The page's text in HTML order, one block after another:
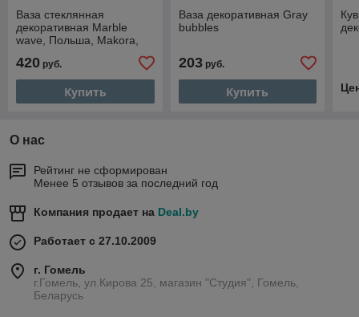
Ваза стеклянная
декоративная Marble
wave, Польша, Makora,
420 руб.
Купить
Ваза декоративная Gray
bubbles
203руб.
Купить
О нас
Рейтинг не сформирован
Менее 5 отзывов за последний год
Компания продает на Deal.by
Работает с 27.10.2009
г. Гомель
г.Гомель, ул.Кирова 25, магазин "Студия", Гомель,
Беларусь